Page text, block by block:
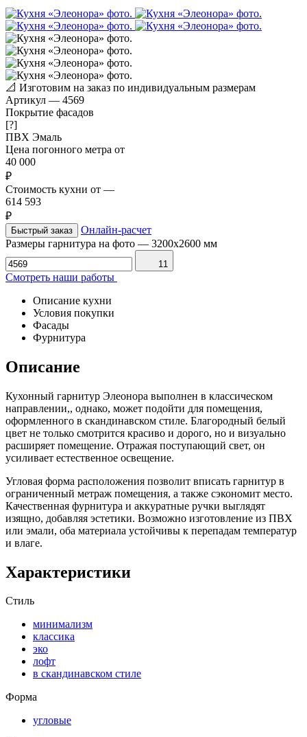
📐 Изготовим на заказ по индивидуальным размерам
Артикул — 4569
Покрытие фасадов
[?]
ПВХ Эмаль
Цена погонного метра от
40 000
₽
Стоимость кухни от —
614 593
₽
Быстрый заказ
Онлайн-расчет
Размеры гарнитура на фото — 3200х2600 мм
11
Смотреть наши работы
Описание кухни
Условия покупки
Фасады
Фурнитура
Описание
Кухонный гарнитур Элеонора выполнен в классическом
направлении,, однако, может подойти для помещения,
оформленного в скандинавском стиле. Благородный белый
цвет не только смотрится красиво и дорого, но и визуально
расширяет помещение. Отражая поступающий свет, он
усиливает естественное освещение.
Угловая форма расположения позволит вписать гарнитур в
ограниченный метраж помещения, а также сэкономит место.
Качественная фурнитура и аккуратные ручки выглядят
изящно, добавляя эстетики. Возможно изготовление из ПВХ
или эмали, оба материала устойчивы к перепадам температур
и влаге.
Характеристики
Стиль
минимализм
классика
эко
лофт
в скандинавском стиле
Форма
угловые